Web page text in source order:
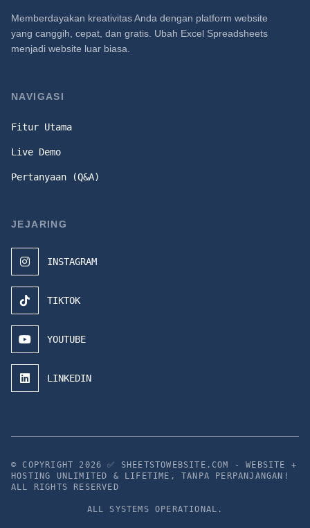
Memberdayakan kreativitas Anda dengan platform website
yang canggih, cepat, dan gratis. Ubah Excel Spreadsheets
menjadi website luar biasa.
NAVIGASI
Fitur Utama
Live Demo
Pertanyaan (Q&A)
JEJARING
INSTAGRAM
TIKTOK
YOUTUBE
LINKEDIN
© COPYRIGHT 2026✅ SHEETSTOWEBSITE.COM - WEBSITE +
HOSTING UNLIMITED & LIFETIME, TANPA PERPANJANGAN!
ALL RIGHTS RESERVED
ALL SYSTEMS OPERATIONAL.